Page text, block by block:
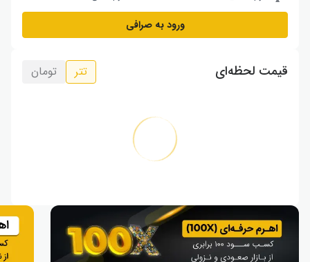
ورود به صرافی
قیمت لحظه‌ای تتر تومان